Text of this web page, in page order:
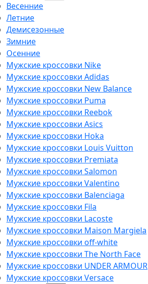
Весенние
Летние
Демисезонные
Зимние
Осенние
Мужские кроссовки Nike
Мужские кроссовки Adidas
Мужские кроссовки New Balance
Мужские кроссовки Puma
Мужские кроссовки Reebok
Мужские кроссовки Asics
Мужские кроссовки Hoka
Мужские кроссовки Louis Vuitton
Мужские кроссовки Premiata
Мужские кроссовки Salomon
Мужские кроссовки Valentino
Мужские кроссовки Balenciaga
Мужские кроссовки Fila
Мужские кроссовки Lacoste
Мужские кроссовки Maison Margiela
Мужские кроссовки off-white
Мужские кроссовки The North Face
Мужские кроссовки UNDER ARMOUR
Мужские кроссовки Versace